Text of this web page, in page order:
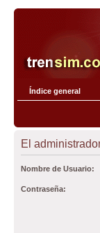
Índice general
El
Nombre de Usuario:
Contraseña: